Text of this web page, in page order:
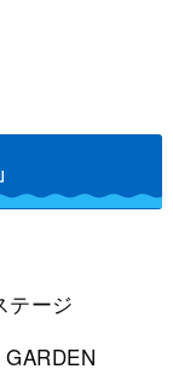
テージ